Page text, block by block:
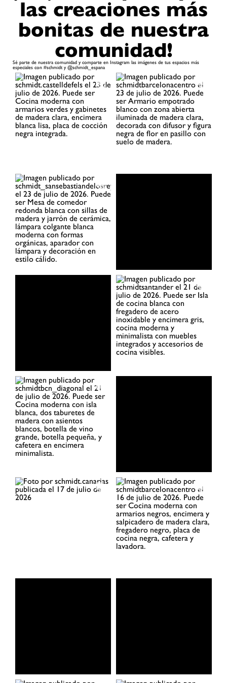
las creaciones más
bonitas de nuestra
comunidad!
Sé parte de nuestra comunidad y comparte en Instagram las imágenes de tus espacios más
especiales con #schmidt y @schmidt_espana